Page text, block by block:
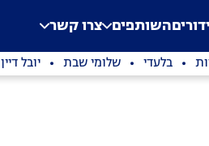
השותפים צרו קשר
בלעדי שלומי שבת יובל דיין